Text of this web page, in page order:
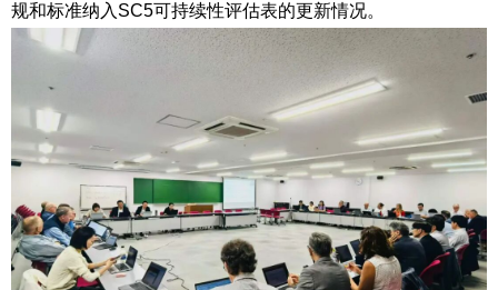
规和标准纳入 SC5可持续性评估表的更新情况。